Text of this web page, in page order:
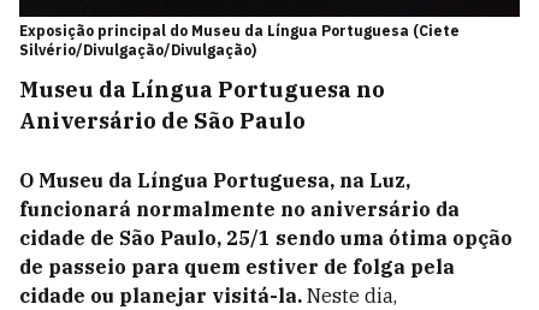
Exposição principal do Museu da Língua Portuguesa (Ciete
Silvério/Divulgação/Divulgação)
Museu da Língua Portuguesa no
Aniversário de São Paulo
O Museu da Língua Portuguesa, na Luz,
funcionará normalmente no aniversário da
cidade de São Paulo, 25/1 sendo uma ótima opção
de passeio para quem estiver de folga pela
cidade ou planejar visitá-la. Neste dia,